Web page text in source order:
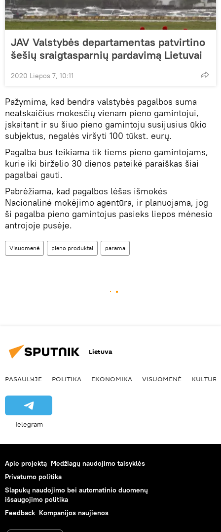
JAV Valstybės departamentas patvirtino
šešių sraigtasparnių pardavimą Lietuvai
2020 Liepos 7, 10:11
Pažymima, kad bendra valstybės pagalbos suma
neatskaičius mokesčių vienam pieno gamintojui,
įskaitant ir su šiuo pieno gamintoju susijusius ūkio
subjektus, negalės viršyti 100 tūkst. eurų.
Pagalba bus teikiama tik tiems pieno gamintojams,
kurie iki birželio 30 dienos pateikė paraiškas šiai
pagalbai gauti.
Pabrėžiama, kad pagalbos lėšas išmokės
Nacionalinė mokėjimo agentūra, ir planuojama, jog
ši pagalba pieno gamintojus pasieks liepos mėnesio
antrojoje pusėje.
Visuomenė pieno produktai parama
Lietuva
PASAULYJE POLITIKA EKONOMIKA VISUOMENĖ KULTŪRA
Telegram
Apie projektą Medžiagų naudojimo taisyklės
Privatumo politika
Slapukų naudojimo bei automatinio duomenų
išsaugojimo politika
Feedback Kompanijos naujienos